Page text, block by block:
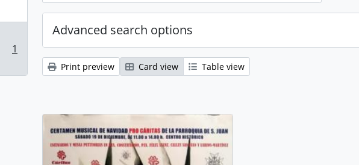
1
Advanced search options
Print preview Card view Table view